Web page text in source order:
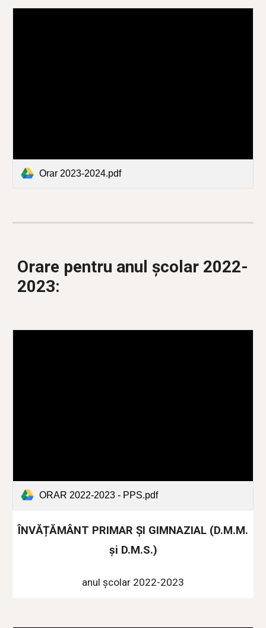
Orar 2023-2024.pdf
Orare pentru anul școlar 2022-
2023:
ORAR 2022-2023 - PPS.pdf
ÎNVĂȚĂMÂNT PRIMAR ȘI GIMNAZIAL (D.M.M.
și D.M.S.)
anul școlar 2022-2023